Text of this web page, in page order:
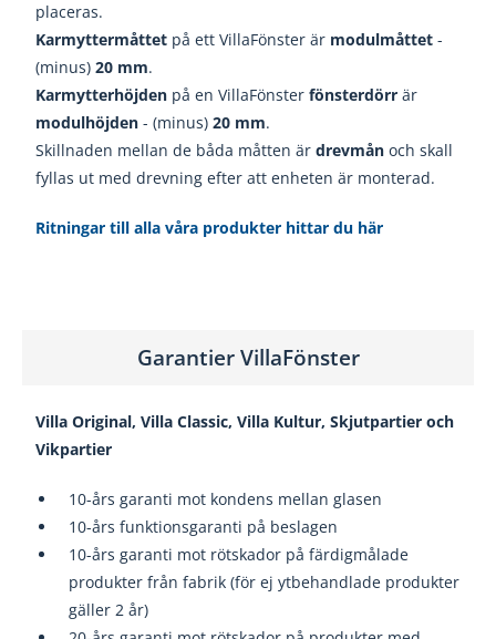
placeras.
Karmyttermåttet på ett VillaFönster är modulmåttet -
(minus)20 mm.
Karmytterhöjden på en VillaFönsterfönsterdörr är
modulhöjden- (minus)20 mm.
Skillnaden mellan de båda måtten ärdrevmån och skall
fyllas ut med drevning efter att enheten är monterad.
Ritningar till alla våra produkter hittar du här
Garantier VillaFönster
Villa Original, Villa Classic, Villa Kultur, Skjutpartier och
Vikpartier
10-års garanti mot kondens mellan glasen
10-års funktionsgaranti på beslagen
10-års garanti mot rötskador på färdigmålade
produkter från fabrik (för ej ytbehandlade produkter
gäller 2 år)